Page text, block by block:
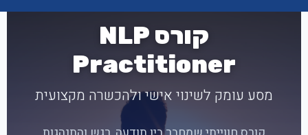
קורס NLP
Practitioner
מסע עומק לשינוי אישי ולהכשרה מקצועית